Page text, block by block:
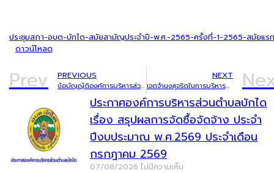
ประชุมสภา-อบต-บักได-สมัยสามัญประจำปี-พ.ศ.-2565-ครั้งที่-1-2565-สมัยแรก
ดาวน์โหลด
Prev PREVIOUS
ข้อบัญญัติองค์การบริหารส่วนตำบลบักได ประจำปีงบประมาณ พ.ศ. 2565
NEXT
เจตจำนงสุจริตในการบริหารงานของนายกองค์การบริหารส่วนตำบลบักได
ประกาศองค์การบริหารส่วนตำบลบักได
เรื่อง สรุปผลการจัดซื้อจัดจ้าง ประจำ
ปีงบประมาณ พ.ศ.2569 ประจำเดือน
กรกฎาคม 2569
07/08/2026 ไม่มีความเห็น